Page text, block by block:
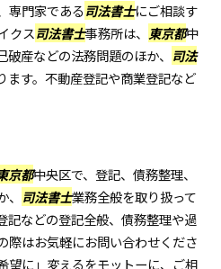
専門家である司法書士にご相談す
クス司法書士事務所は、 東京都中
産などの法務問題のほか、 司法
ます。不動産登記や商業登記など
京都中央区で、登記、債務整理、
司法書士業務全般を取り扱って
記などの登記全般、債務整理や過
際はお気軽にお問い合わせくださ
望に」変えるをモットーに、ご相